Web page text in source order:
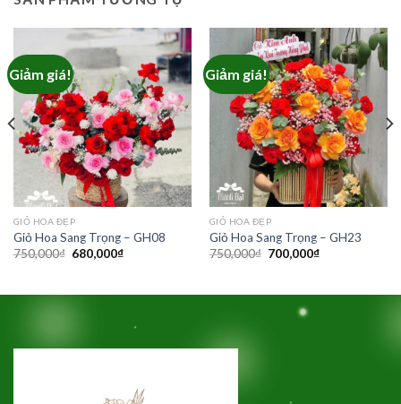
Giảm giá!
GIỎ HOA ĐẸP
Giỏ Hoa Sang Trọng – GH08
750,000₫ Giá
680,000₫Giá
680,000₫.
Giảm giá!
GIỎ HOA ĐẸP
Giỏ Hoa Sang Trọng – GH23
750,000₫ Giá
700,000₫Giá
700,000₫.